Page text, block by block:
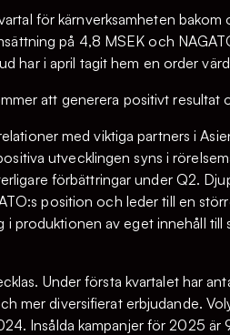
för kärnverksamheten
på 4,8 MSEK och
har i april tagit hem en order
att generera positivt resultat
med viktiga partners i
utvecklingen syns i
förbättringar under Q2.
position och leder till en
produktionen av eget innehåll till
Under första kvartalet har
mer diversifierat erbjudande.
Insålda kampanjer för 2025 är